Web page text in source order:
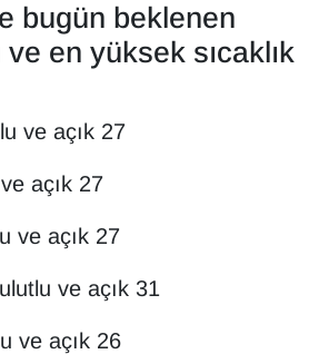
bugün beklenen
en yüksek sıcaklık
ve açık 27
açık 27
ve açık 27
ve açık 31
ve açık 26